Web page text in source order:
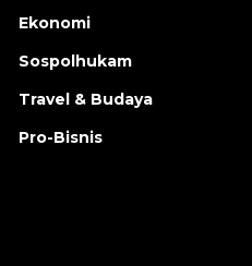
Ekonomi
Sospolhukam
Travel & Budaya
Pro-Bisnis